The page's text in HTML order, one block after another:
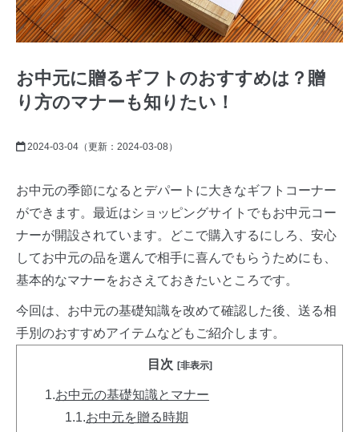
お中元に贈るギフトのおすすめは？贈
り方のマナーも知りたい！
2024-03-04 （更新： 2024-03-08 ）
お中元の季節になるとデパートに大きなギフトコーナー
ができます。最近はショッピングサイトでもお中元コー
ナーが開設されています。どこで購入するにしろ、安心
してお中元の品を選んで相手に喜んでもらうためにも、
基本的なマナーをおさえておきたいところです。
今回は、お中元の基礎知識を改めて確認した後、送る相
手別のおすすめアイテムなどもご紹介します。
目次 [非表示]
1.お中元の基礎知識とマナー
1.1.お中元を贈る時期